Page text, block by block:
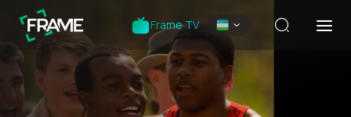
Frame TV